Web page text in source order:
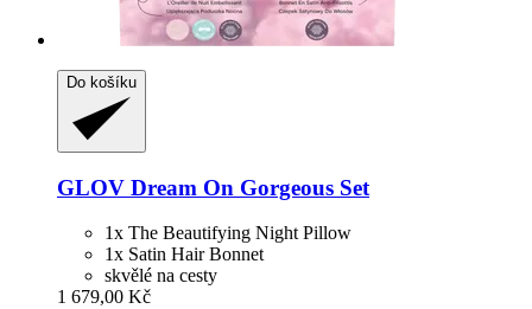
Do košíku
GLOV Dream On Gorgeous Set
1x The Beautifying Night Pillow
1x Satin Hair Bonnet
skvělé na cesty
1 679,00 Kč